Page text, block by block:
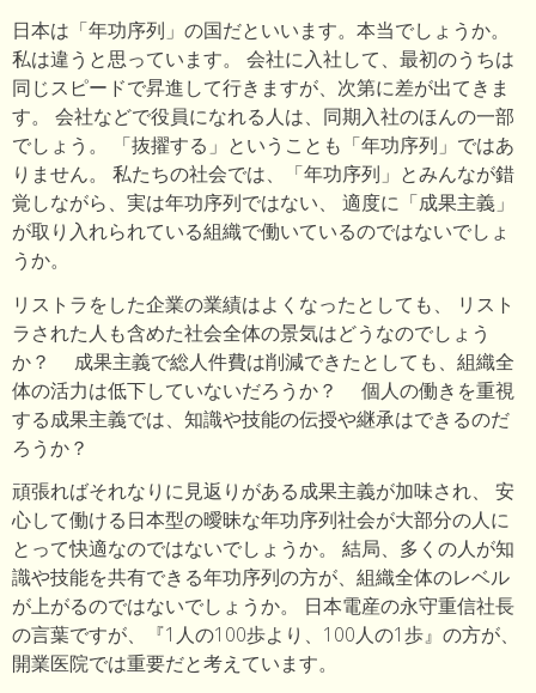
日本は「年功序列」の国だといいます。本当でしょうか。
私は違うと思っています。 会社に入社して、最初のうちは
同じスピードで昇進して行きますが、次第に差が出てきま
す。 会社などで役員になれる人は、同期入社のほんの一部
でしょう。 「抜擢する」ということも「年功序列」ではあ
りません。 私たちの社会では、「年功序列」とみんなが錯
覚しながら、実は年功序列ではない、 適度に「成果主義」
が取り入れられている組織で働いているのではないでしょ
うか。
リストラをした企業の業績はよくなったとしても、 リスト
ラされた人も含めた社会全体の景気はどうなのでしょう
か？ 成果主義で総人件費は削減できたとしても、組織全
体の活力は低下していないだろうか？ 個人の働きを重視
する成果主義では、知識や技能の伝授や継承はできるのだ
ろうか？
頑張ればそれなりに見返りがある成果主義が加味され、 安
心して働ける日本型の曖昧な年功序列社会が大部分の人に
とって快適なのではないでしょうか。 結局、多くの人が知
識や技能を共有できる年功序列の方が、組織全体のレベル
が上がるのではないでしょうか。 日本電産の永守重信社長
の言葉ですが、『1人の100歩より、100人の1歩』の方が、
開業医院では重要だと考えています。